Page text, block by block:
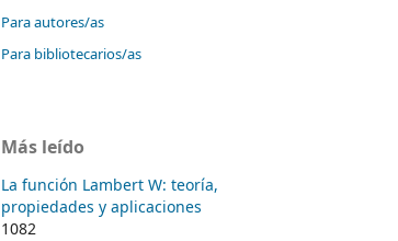
Para autores/as
Para bibliotecarios/as
Más leído
La función Lambert W: teoría,
propiedades y aplicaciones
1082